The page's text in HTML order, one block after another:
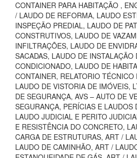
CONTAINER PARA HABITAÇÃO ,
/ LAUDO DE REFORMA, LAUDO
INSPEÇÃO PREDIAL, LAUDO DE
CONSTRUTIVOS, LAUDO DE
INFILTRAÇÕES, LAUDO DE
SACADAS, LAUDO DE INSTALAÇÃO
CONDICIONADO, LAUDO DE
CONTAINER, RELATORIO TÉCNICO
LAUDO DE VISTORIA DE IMÓVEIS,
DE SEGURANÇA, AVS – AUTO DE
SEGURANÇA, PERÍCIAS E LAUDOS
LAUDO JUDICIAL E PERITO
E RESISTÊNCIA DO CONCRETO,
CARGA DE ESTRUTURAS, ART /
LAUDO DE CAMINHÃO, ART /